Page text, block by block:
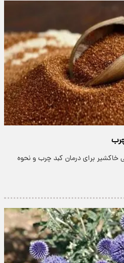
خاکشیر برای درمان کبد چرب و نحوه